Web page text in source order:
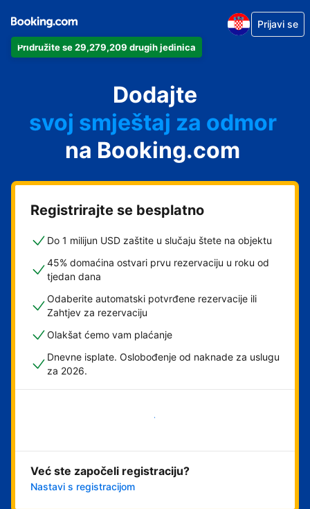
Pridružite se 29,279,209 drugih jedinica
Prijavi se
Dodajte
svoj apartman
svoj hotel
svoj smještaj za odmor
svoj privatni smještaj
svoj smještaj s doručkom
na Booking.com
Registrirajte se besplatno
Do 1 milijun USD zaštite u slučaju štete na objektu
45% domaćina ostvari prvu rezervaciju u roku od
tjedan dana
Odaberite automatski potvrđene rezervacije ili
Zahtjev za rezervaciju
Olakšat ćemo vam plaćanje
Dnevne isplate. Oslobođenje od naknade za uslugu
za 2026.
Započni odmah
Već ste započeli registraciju?
Nastavi s registracijom